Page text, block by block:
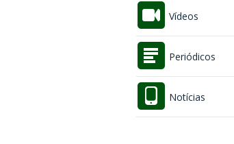
Vídeos
Periódicos
Notícias